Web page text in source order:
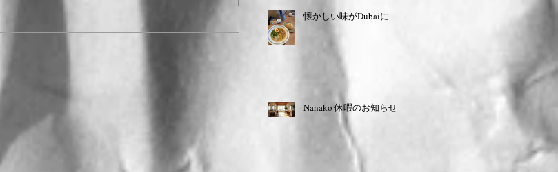
懐かしい味がDubaiに
Nanako 休暇のお知らせ